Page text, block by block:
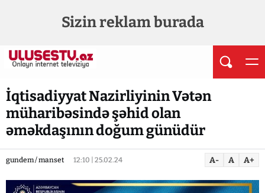
Sizin reklam burada
İqtisadiyyat Nazirliyinin Vətən
müharibəsində şəhid olan
əməkdaşının doğum günüdür
gundem / manset 12:10 | 25.02.24 A- A A+